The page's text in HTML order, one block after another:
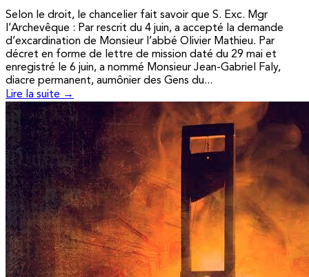
Selon le droit, le chancelier fait savoir que S. Exc. Mgr
l’Archevêque : Par rescrit du 4 juin, a accepté la demande
d’excardination de Monsieur l’abbé Olivier Mathieu. Par
décret en forme de lettre de mission daté du 29 mai et
enregistré le 6 juin, a nommé Monsieur Jean-Gabriel Faly,
diacre permanent, aumônier des Gens du...
Lire la suite →